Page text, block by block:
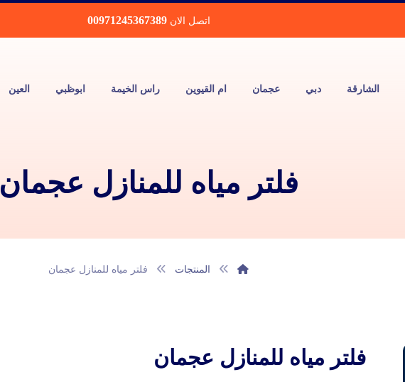
اتصل الان 00971245367389
الشارقة دبي عجمان ام القيوين راس الخيمة ابوظبي العين
فلتر مياه للمنازل عجمان
المنتجات فلتر مياه للمنازل عجمان
فلتر مياه للمنازل عجمان